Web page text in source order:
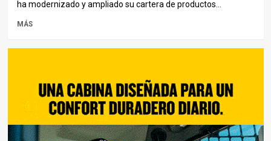
ha modernizado y ampliado su cartera de productos...
MÁS